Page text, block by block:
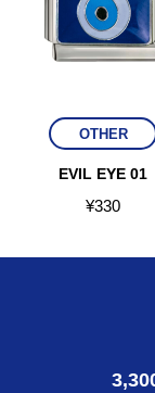
OTHER
EVIL EYE 01
¥330